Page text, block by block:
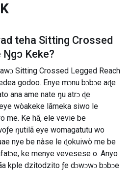
teha Sitting Crossed
Keke?
Sitting Crossed Legged Reach
godoo. Enye mɔnu bɔbɔe aɖe
ana ame nate ŋu atrɔ ɖe
wòakeke lãmeka siwo le
me. Ke hã, ele vevie be
ŋutilã eye womagatutu wo
nye be nàse le ɖokuiwò me be
ke menye vevesese o. Anyo
kple dzitodzito ƒe dɔwɔwɔ bɔbɔe